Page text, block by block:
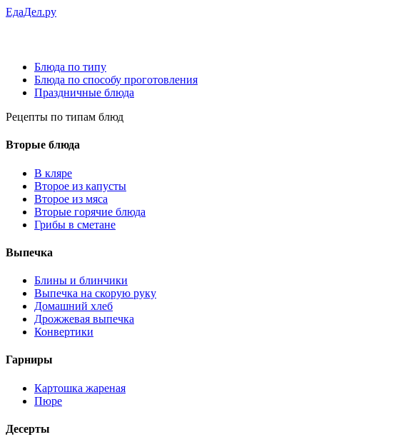
ЕдаДел.ру
Блюда по типу
Блюда по способу проготовления
Праздничные блюда
Рецепты по типам блюд
Вторые блюда
В кляре
Второе из капусты
Второе из мяса
Вторые горячие блюда
Грибы в сметане
Выпечка
Блины и блинчики
Выпечка на скорую руку
Домашний хлеб
Дрожжевая выпечка
Конвертики
Гарниры
Картошка жареная
Пюре
Десерты